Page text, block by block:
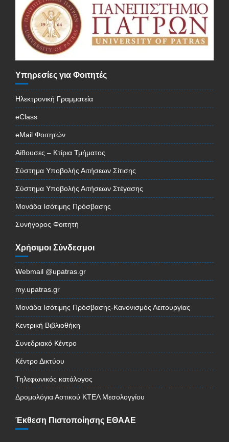
Υπηρεσίες για Φοιτητές
Ηλεκτρονική Γραμματεία
eClass
eMail Φοιτητών
Αίθουσες – Κτίρια Τμήματος
Σύστημα Υποβολής Αιτήσεων Σίτισης
Σύστημα Υποβολής Αιτήσεων Στέγασης
Μονάδα Ισότιμης Πρόσβασης
Συνήγορος Φοιτητή
Χρήσιμοι Σύνδεσμοι
Webmail @upatras.gr
my.upatras.gr
Μονάδα Ισότιμης Πρόσβασης-Κανονισμός Λειτουργίας
Κεντρική Βιβλιοθήκη
Συνεδριακό Κέντρο
Κέντρο Δικτύου
Τηλεφωνικός κατάλογος
Δρομολόγια Αστικού ΚΤΕΛ Μεσολογγίου
Έκθεση Πιστοποίησης ΕΘΑΑΕ